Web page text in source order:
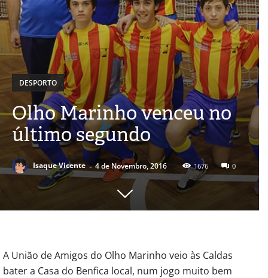
DESPORTO
Olho Marinho venceu no
último segundo
Isaque Vicente - 4 de Novembro, 2016 1676 0
A União de Amigos do Olho Marinho veio às Caldas
bater a Casa do Benfica local, num jogo muito bem